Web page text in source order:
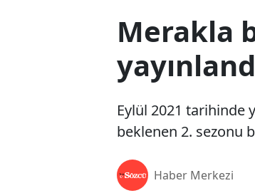
Merakla
Eylül 2021 tarihinde
beklenen 2. sezonu
Haber Merkezi